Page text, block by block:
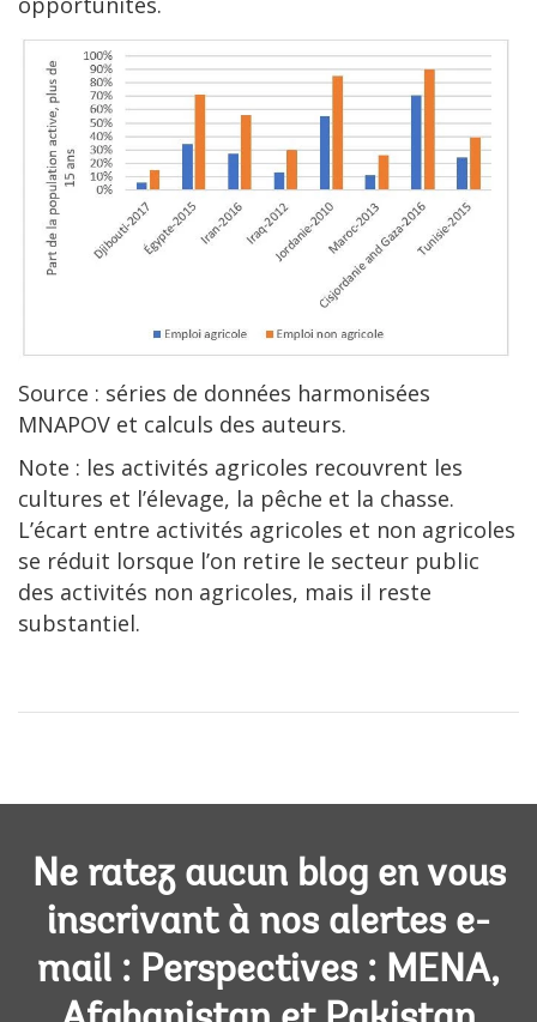
Source : séries de données harmonisées
MNAPOV et calculs des auteurs.
Note : les activités agricoles recouvrent les
cultures et l’élevage, la pêche et la chasse.
L’écart entre activités agricoles et non agricoles
se réduit lorsque l’on retire le secteur public
des activités non agricoles, mais il reste
substantiel.
Ne ratez aucun blog en vous
inscrivant à nos alertes e-
mail : Perspectives : MENA,